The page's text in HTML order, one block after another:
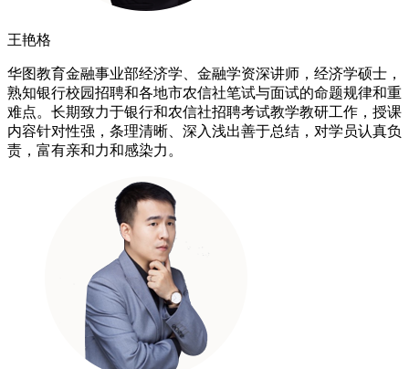
王艳格
华图教育金融事业部经济学、金融学资深讲师，经济学硕士，
熟知银行校园招聘和各地市农信社笔试与面试的命题规律和重
难点。长期致力于银行和农信社招聘考试教学教研工作，授课
内容针对性强，条理清晰、深入浅出善于总结，对学员认真负
责，富有亲和力和感染力。